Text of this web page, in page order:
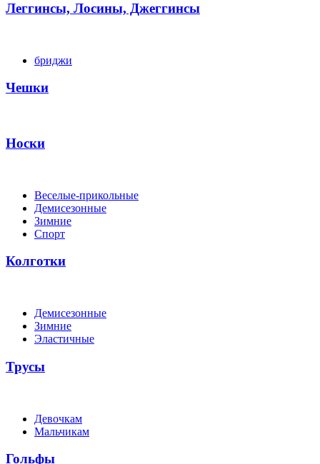
Леггинсы, Лосины, Джеггинсы
бриджи
Чешки
Носки
Веселые-прикольные
Демисезонные
Зимние
Спорт
Колготки
Демисезонные
Зимние
Эластичные
Трусы
Девочкам
Мальчикам
Гольфы